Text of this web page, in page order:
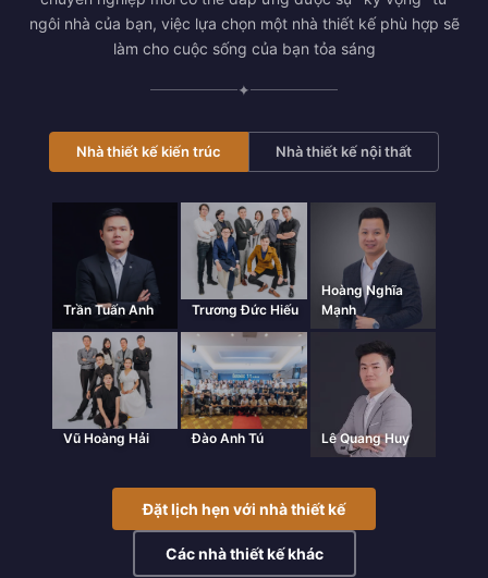
ngôi nhà của bạn, việc lựa chọn một nhà thiết kế phù hợp sẽ
làm cho cuộc sống của bạn tỏa sáng
✦
Nhà thiết kế kiến trúc Nhà thiết kế nội thất
Trần Tuấn Anh Trương Đức Hiếu
Hoàng Nghĩa
Mạnh
Vũ Hoàng Hải Đào Anh Tú Lê Quang Huy
Đặt lịch hẹn với nhà thiết kế
Các nhà thiết kế khác